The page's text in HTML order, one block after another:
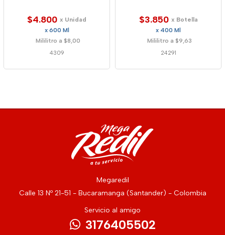
$4.800 x Unidad
x 600 Ml
Mililitro a $8,00
4309
$3.850 x Botella
x 400 Ml
Mililitro a $9,63
24291
Megaredil
Calle 13 Nº 21-51 - Bucaramanga (Santander) - Colombia
Servicio al amigo
3176405502